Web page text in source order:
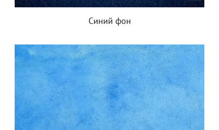
Синий фон